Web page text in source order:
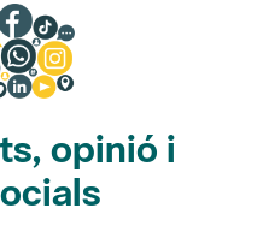
opinió i